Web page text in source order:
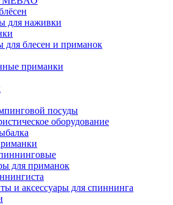
для наживки
для блесен и приманок
приманки
посуды
оборудование
для приманок
и аксессуары для спиннинга